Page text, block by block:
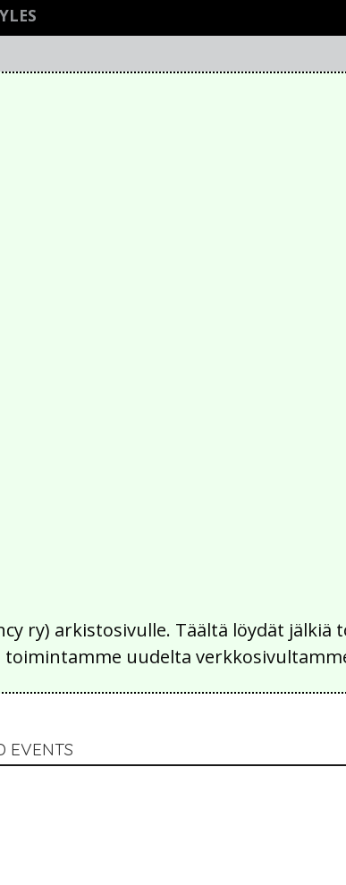
ry) arkistosivulle. Täältä löydät
toimintamme uudelta
EVENTS